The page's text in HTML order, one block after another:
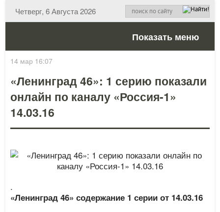
Четверг, 6 Августа 2026
Показать меню
14 мар 16:07
«Ленинград 46»: 1 серию показали
онлайн по каналу «Россия-1»
14.03.16
.
«Ленинград 46» содержание 1 серии от 14.03.16